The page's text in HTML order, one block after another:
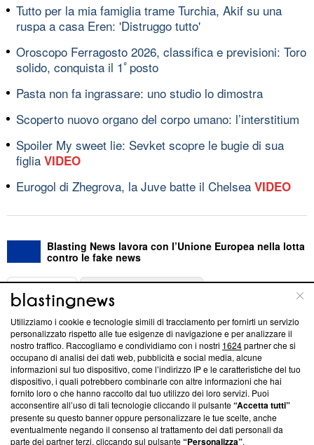
Tutto per la mia famiglia trame Turchia, Akif su una
ruspa a casa Eren: 'Distruggo tutto'
Oroscopo Ferragosto 2026, classifica e previsioni: Toro
solido, conquista il 1ﾟposto
Pasta non fa ingrassare: uno studio lo dimostra
Scoperto nuovo organo del corpo umano: l’interstitium
Spoiler My sweet lie: Sevket scopre le bugie di sua
figlia VIDEO
Eurogol di Zhegrova, la Juve batte il Chelsea VIDEO
Blasting News lavora con l’Unione Europea nella lotta
contro le fake news
ABOUT
Questa sezione offre informazioni trasparenti su Blasting
News, sui nostri processi editoriali e su come ci impegniamo a
creare news di qualità. Inoltre, afferma la nostra aderenza a
‘Trust Project - News with Integrity’Blasting News non è
ancora membro del programma, ma ha richiesto di farne
parte; Trust Project non ha ancora effettuato una verifica di
conformità agli standard.
Utilizziamo i cookie e tecnologie simili di tracciamento per fornirti un servizio
personalizzato rispetto alle tue esigenze di navigazione e per analizzare il
nostro traffico. Raccogliamo e condividiamo con i nostri 1624partner che si
occupano di analisi dei dati web, pubblicità e social media, alcune
informazioni sul tuo dispositivo, come l’indirizzo IP e le caratteristiche del tuo
dispositivo, i quali potrebbero combinarle con altre informazioni che hai
fornito loro o che hanno raccolto dal tuo utilizzo dei loro servizi. Puoi
acconsentire all’uso di tali tecnologie cliccando il pulsante“Accetta tutti”
presente su questo banner oppure personalizzare le tue scelte, anche
eventualmente negando il consenso al trattamento dei dati personali da
parte dei partner terzi, cliccando sul pulsante“Personalizza”.